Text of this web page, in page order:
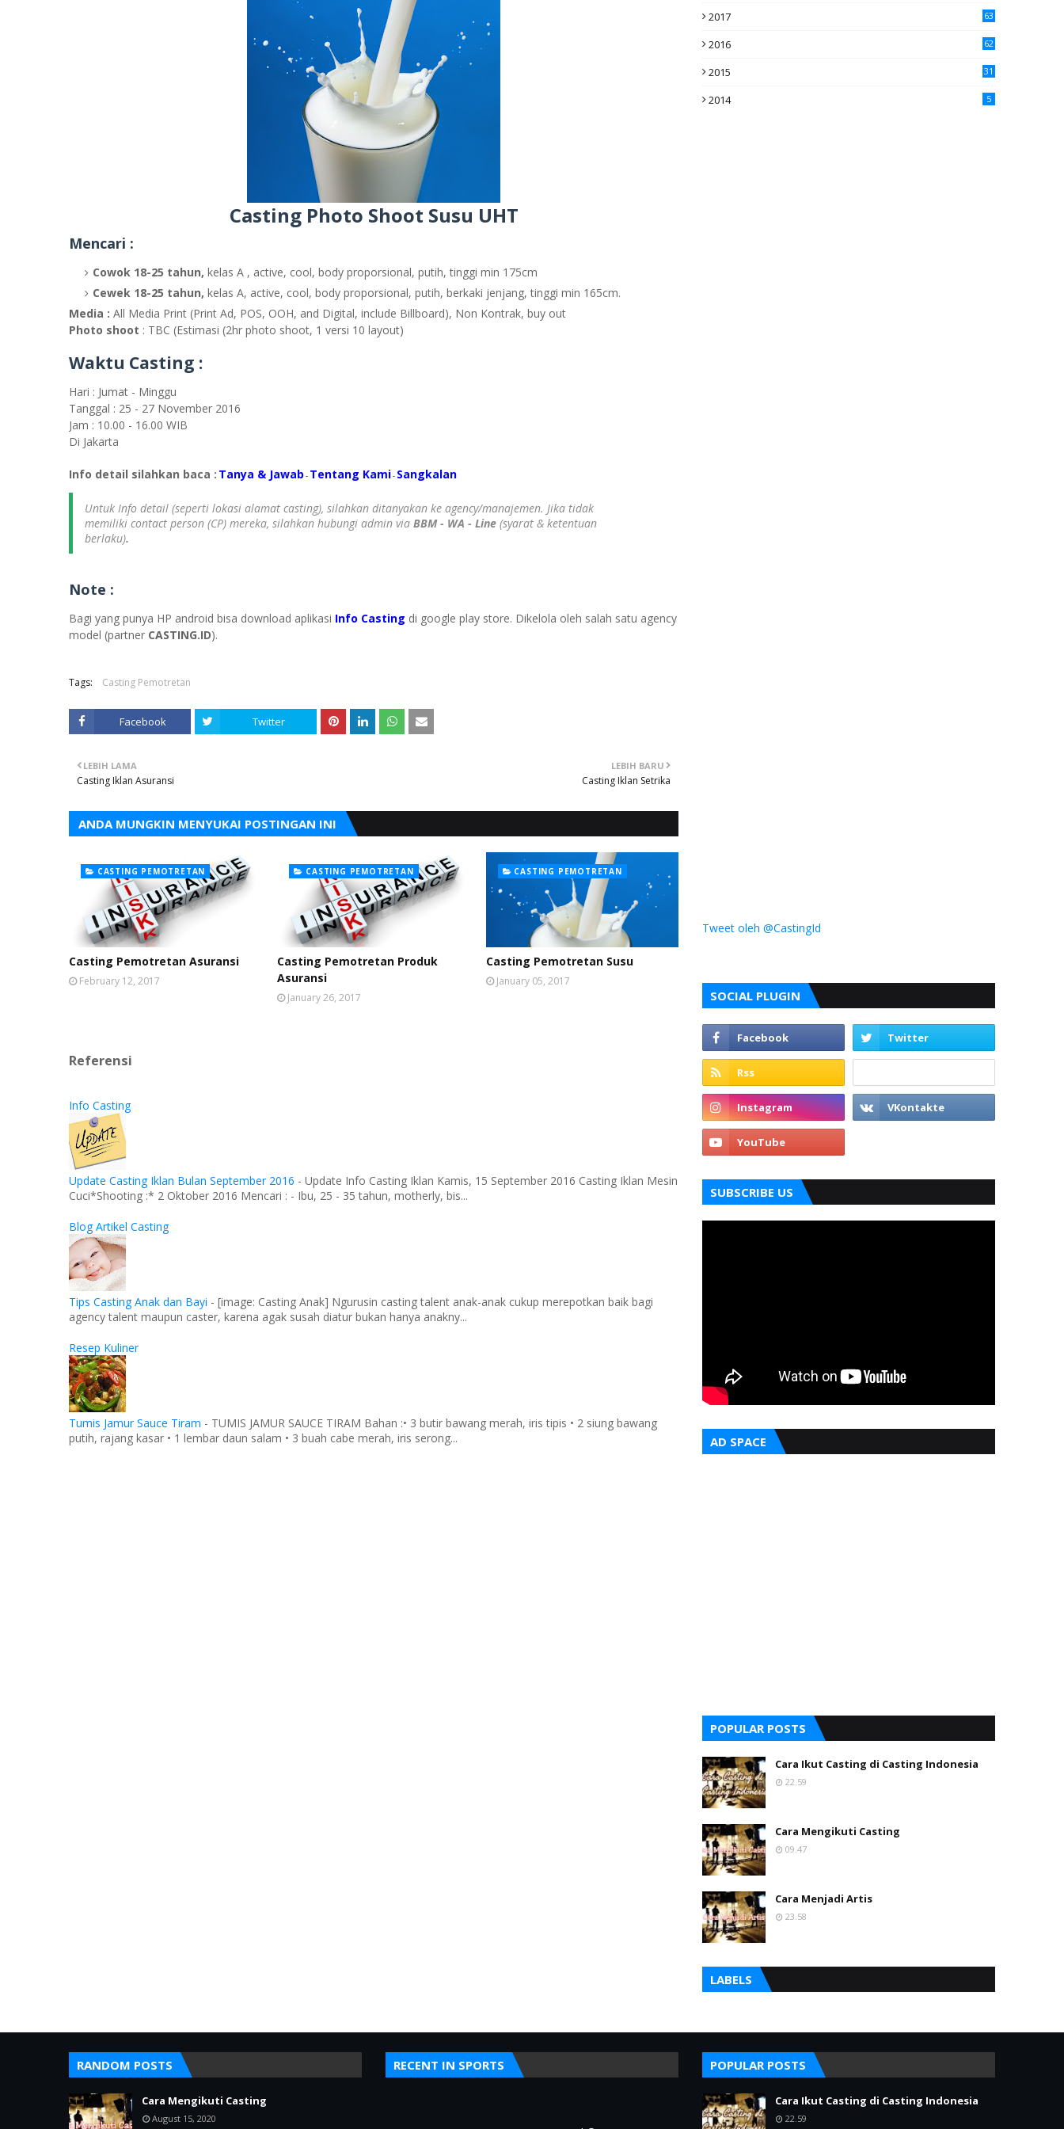
Casting Photo Shoot Susu UHT
Mencari :
Cowok 18-25 tahun, kelas A , active, cool, body proporsional, putih, tinggi min 175cm
Cewek 18-25 tahun, kelas A, active, cool, body proporsional, putih, berkaki jenjang, tinggi min 165cm.
Media : All Media Print (Print Ad, POS, OOH, and Digital, include Billboard), Non Kontrak, buy out
Photo shoot : TBC (Estimasi (2hr photo shoot, 1 versi 10 layout)
Waktu Casting :
Hari : Jumat - Minggu
Tanggal : 25 - 27 November 2016
Jam : 10.00 - 16.00 WIB
Di Jakarta
Info detail silahkan baca : Tanya & Jawab - Tentang Kami - Sangkalan
Untuk Info detail (seperti lokasi alamat casting), silahkan ditanyakan ke agency/manajemen. Jika tidak
memiliki contact person (CP) mereka, silahkan hubungi admin via BBM - WA - Line (syarat & ketentuan
berlaku).
Note :
Bagi yang punya HP android bisa download aplikasi Info Casting di google play store. Dikelola oleh salah satu agency
model (partner CASTING.ID).
Tags: Casting Pemotretan
Facebook Twitter
LEBIH BARU
Casting Iklan Setrika
LEBIH LAMA
Casting Iklan Asuransi
ANDA MUNGKIN MENYUKAI POSTINGAN INI
CASTING PEMOTRETAN
Casting Pemotretan Asuransi
February 12, 2017
CASTING PEMOTRETAN
Casting Pemotretan Produk
Asuransi
January 26, 2017
CASTING PEMOTRETAN
Casting Pemotretan Susu
January 05, 2017
Referensi
Info Casting
Update Casting Iklan Bulan September 2016 - Update Info Casting Iklan Kamis, 15 September 2016 Casting Iklan Mesin
Cuci*Shooting :* 2 Oktober 2016 Mencari : - Ibu, 25 - 35 tahun, motherly, bis...
Blog Artikel Casting
Tips Casting Anak dan Bayi - [image: Casting Anak] Ngurusin casting talent anak-anak cukup merepotkan baik bagi
agency talent maupun caster, karena agak susah diatur bukan hanya anakny...
Resep Kuliner
Tumis Jamur Sauce Tiram - TUMIS JAMUR SAUCE TIRAM Bahan :• 3 butir bawang merah, iris tipis • 2 siung bawang
putih, rajang kasar • 1 lembar daun salam • 3 buah cabe merah, iris serong...
2017 63
2016
62
2015
31
2014 5
Tweet oleh @CastingId
SOCIAL PLUGIN
SUBSCRIBE US
AD SPACE
POPULAR POSTS
Cara Ikut Casting di Casting Indonesia
22.59
Cara Mengikuti Casting
09.47
Cara Menjadi Artis
23.58
LABELS
RANDOM POSTS
Cara Mengikuti Casting
August 15, 2020
RECENT IN SPORTS POPULAR POSTS
Cara Ikut Casting di Casting Indonesia
22.59